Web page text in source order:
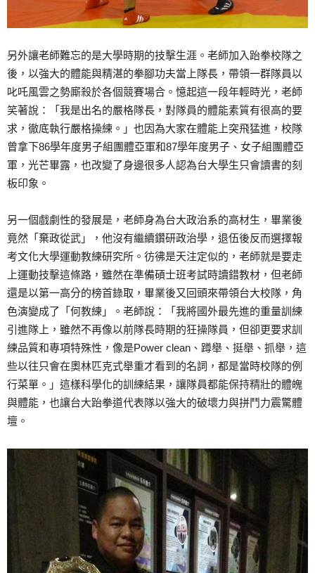
另外讓老師難忘的是大學時期的技擊生涯。老師加入跆拳校隊之
後，以強大的體能與精湛的拳腳功夫當上隊長，帶領一群隊員以
叱吒風雲之勢廝殺於各個競賽場合。憶起這一段年輕時光，老師
笑著說：「我是出名的嚴格隊長，對隊員的體能素質有很高的要
求，徹底執行嚴格操練。」也因為大家在體能上突飛猛進，校隊
曾拿下86學年度男子組團體亞軍和87學年度男子、女子組團體亞
軍，光芒畢露，也改變了身邊很多人認為台大學生只會讀書的刻
板印象。
另一個戲劇性的發展是，老師身為台大政治系的高材生，畢業後
竟然「棄政從武」，他沒有繼續鑽研政治學，退伍後反而選擇報
考文化大學運動教練研究所。彷彿是天注定似的，老師就是要走
上運動技擊這條路，雖然在準備碩士班考試時讀錯教材，但老師
還是以第一高分的榜首錄取，畢業後又回頭來帶領台大校隊，角
色演變成了「何教練」。老師說：「我將國外最先進的重量訓練
引進隊上，雖然不再像以前隊長時期的狂操隊員，但卻更要求訓
練品質和專項特殊性，像是Power clean、蹲舉、挺舉、抓舉，這
些以往只會在奧林匹克式舉重才看到的名詞，都是當時校隊的例
行菜單。」這樣科學化的訓練結果，讓隊員都能保持精壯的體魄
與體能，也讓台大跆拳道代表隊以強大的破壞力與拼鬥力震驚體
壇。